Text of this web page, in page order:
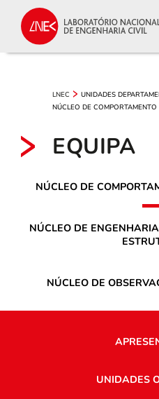
LNEC UNIDADES
NÚCLEO DE
EQUIPA
NÚCLEO DE
NÚCLEO DE
NÚCLEO DE
UNIDADES